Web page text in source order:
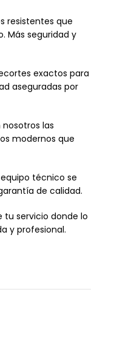
resistentes que
Más seguridad y
exactos para
aseguradas por
las
modernos que
técnico se
de calidad.
tu servicio donde lo
y profesional.